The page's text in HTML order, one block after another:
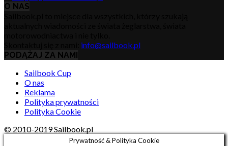
O NAS
info@sailbook.pl
PODĄŻAJ ZA NAMI
Sailbook Cup
O nas
Reklama
Polityka prywatności
Polityka Cookie
© 2010-2019 Sailbook.pl
Prywatność & Polityka Cookie